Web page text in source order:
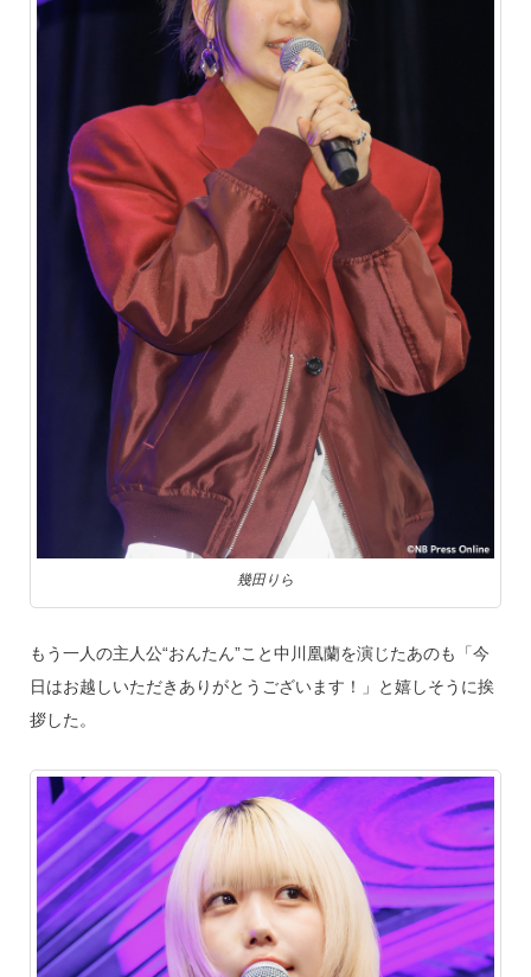
幾田りら
もう一人の主人公“おんたん”こと中川凰蘭を演じたあのも「今
日はお越しいただきありがとうございます！」と嬉しそうに挨
拶した。